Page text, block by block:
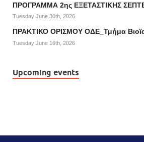
ΠΡΟΓΡΑΜΜΑ 2ης ΕΞΕΤΑΣΤΙΚΗΣ
Tuesday June 30th, 2026
ΠΡΑΚΤΙΚΟ ΟΡΙΣΜΟΥ ΟΔΕ_Τμήμα
Tuesday June 16th, 2026
Upcoming events